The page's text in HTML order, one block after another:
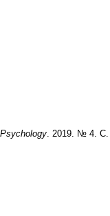
. 2019. № 4. С.